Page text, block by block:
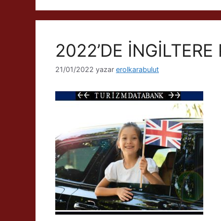
2022’DE İNGİLTERE
21/01/2022 yazar erolkarabulut